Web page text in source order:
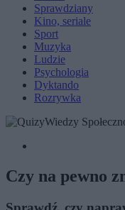
Sprawdziany
Kino, seriale
Sport
Muzyka
Ludzie
Psychologia
Dyktando
Rozrywka
Czy na pewno